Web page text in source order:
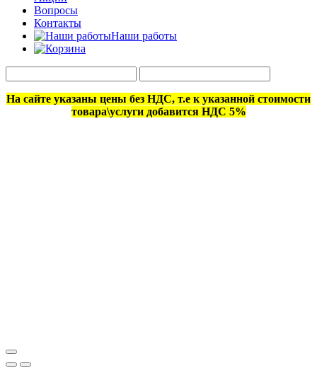
Вопросы
Контакты
Наши работы
На сайте указаны цены без НДС, т.е к указанной стоимости
товара\услуги добавится НДС 5%